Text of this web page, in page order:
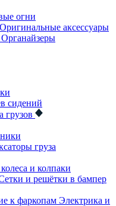
огни
Оригинальные аксессуары
Органайзеры
сидений
грузов
груза
и колпаки
и решётки в бампер
Электрика и